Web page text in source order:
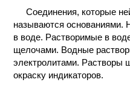
Соединения, которые
называются основаниями.
в воде. Растворимые в
щелочами. Водные
электролитами. Растворы
окраску индикаторов.